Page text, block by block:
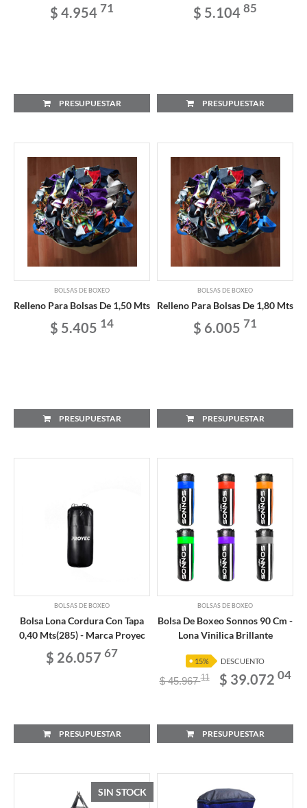
$ 4.954 71
PRESUPUESTAR
$ 5.104 85
PRESUPUESTAR
BOLSAS DE BOXEO
Relleno Para Bolsas De 1,50 Mts
$ 5.405 14
PRESUPUESTAR
BOLSAS DE BOXEO
Relleno Para Bolsas De 1,80 Mts
$ 6.005 71
PRESUPUESTAR
BOLSAS DE BOXEO
Bolsa Lona Cordura Con Tapa
0,40 Mts(285) - Marca Proyec
$ 26.057 67
PRESUPUESTAR
BOLSAS DE BOXEO
Bolsa De Boxeo Sonnos 90 Cm -
Lona Vinilica Brillante
15% DESCUENTO
$ 45.96711 $ 39.072 04
PRESUPUESTAR
SIN STOCK